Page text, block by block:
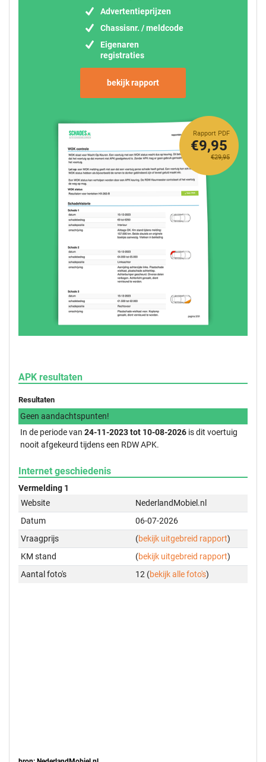
Advertentieprijzen
Chassisnr. / meldcode
Eigenaren
registraties
bekijk rapport
Rapport PDF
€29,95
€9,95
APK resultaten
Resultaten
Geen aandachtspunten!
In de periode van 24-11-2023 tot 10-08-2026 is dit voertuig
nooit afgekeurd tijdens een RDW APK.
Internet geschiedenis
Vermelding 1
Website
NederlandMobiel.nl
Datum
06-07-2026
Vraagprijs
(bekijk uitgebreid rapport)
KM stand
(bekijk uitgebreid rapport)
Aantal foto's
12 (bekijk alle foto's)